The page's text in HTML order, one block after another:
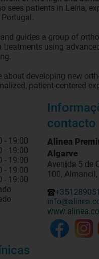
sees patients in Leiria,
guides a group of
using
about developing new
patient-centered
- 19:00
- 19:00
- 19:00
- 19:00
- 19:00
contacto
Alinea
Algarve
Avenida 5 de
100, Almancil,